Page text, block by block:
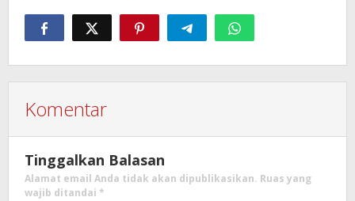
Komentar
Tinggalkan Balasan
Alamat email Anda tidak akan dipublikasikan. Ruas yang
wajib ditandai *